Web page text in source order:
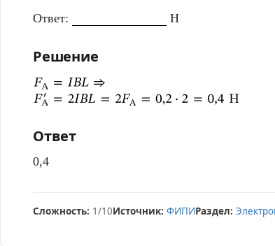
Ответ: Н
Решение
Ответ
0,4
Сложность: 1/10Источник: ФИПИРаздел: